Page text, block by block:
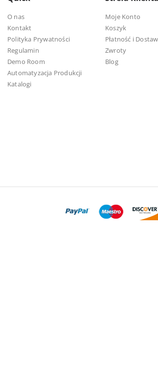
O nas
Kontakt
Polityka Prywatności
Regulamin
Demo Room
Automatyzacja Produkcji
Katalogi
Moje Konto
Koszyk
Płatność i
Zwroty
Blog